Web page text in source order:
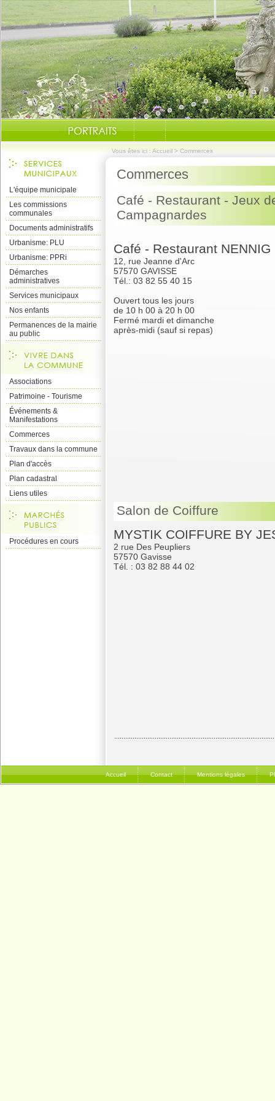
Vous êtes ici : Accueil > Commerces
L'équipe municipale
Les commissions
communales
Documents administratifs
Urbanisme: PLU
Urbanisme: PPRi
Démarches
administratives
Services municipaux
Nos enfants
Permanences de la mairie
au public
Associations
Patrimoine - Tourisme
Événements &
Manifestations
Commerces
Travaux dans la commune
Plan d'accès
Plan cadastral
Liens utiles
Procédures en cours
Commerces
Café - Restaurant - Jeux
Campagnardes
Café - Restaurant NENNIG
12, rue Jeanne d'Arc
57570 GAVISSE
Tél.: 03 82 55 40 15
Ouvert tous les jours
de 10 h 00 à 20 h 00
Fermé mardi et dimanche
après-midi (sauf si repas)
Salon de Coiffure
MYSTIK COIFFURE BY
2 rue Des Peupliers
57570 Gavisse
Tél. : 03 82 88 44 02
Accueil Contact Mentions légales